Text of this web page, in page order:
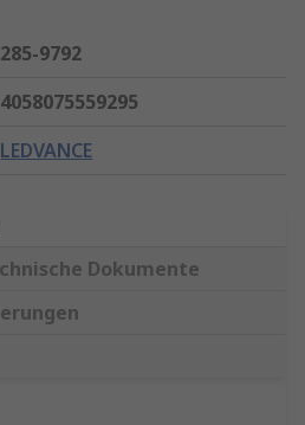
285-9792
4058075559295
LEDVANCE
Dokumente